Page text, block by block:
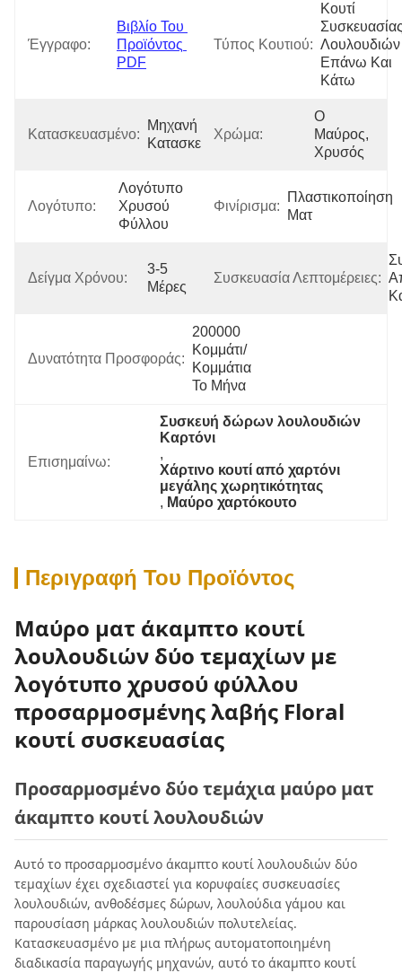
Έγγραφο:
Βιβλίο Του
Προϊόντος
PDF
Τύπος Κουτιού:
Κουτί
Λουλουδιών
Επάνω Και
Κάτω
Κατασκευασμένο:
Μηχανή
Κατασκευής
Χρώμα:
Ο
Μαύρος,
Χρυσός
Λογότυπο:
Λογότυπο
Χρυσού
Φύλλου
Φινίρισμα:
Πλαστικοποίηση
Ματ
Δείγμα Χρόνου:
3-5
Μέρες
Συσκευασία Λεπτομέρειες:
Δυνατότητα Προσφοράς:
200000
Κομμάτι/
Κομμάτια
Το Μήνα
Επισημαίνω:
Συσκευή δώρων λουλουδιών
Καρτόνι
,
Χάρτινο κουτί από χαρτόνι
μεγάλης χωρητικότητας
, Μαύρο χαρτόκουτο
Περιγραφή Του Προϊόντος
Μαύρο ματ άκαμπτο κουτί
λουλουδιών δύο τεμαχίων με
λογότυπο χρυσού φύλλου
προσαρμοσμένης λαβής Floral
κουτί συσκευασίας
Προσαρμοσμένο δύο τεμάχια μαύρο ματ
άκαμπτο κουτί λουλουδιών
Αυτό το προσαρμοσμένο άκαμπτο κουτί λουλουδιών δύο
τεμαχίων έχει σχεδιαστεί για κορυφαίες συσκευασίες
λουλουδιών, ανθοδέσμες δώρων, λουλούδια γάμου και
παρουσίαση μάρκας λουλουδιών πολυτελείας.
Κατασκευασμένο με μια πλήρως αυτοματοποιημένη
διαδικασία παραγωγής μηχανών, αυτό το άκαμπτο κουτί